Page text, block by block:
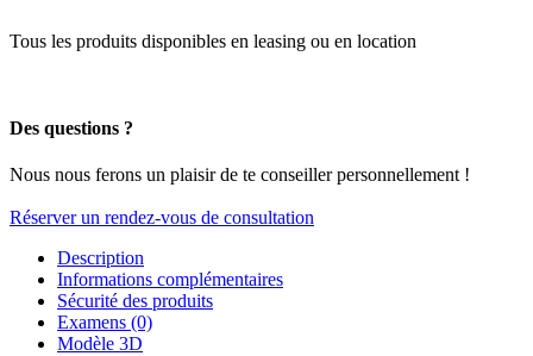
Tous les produits disponibles en leasing ou en location
Des questions ?
Nous nous ferons un plaisir de te conseiller personnellement !
Réserver un rendez-vous de consultation
Description
Informations complémentaires
Sécurité des produits
Examens (0)
Modèle 3D